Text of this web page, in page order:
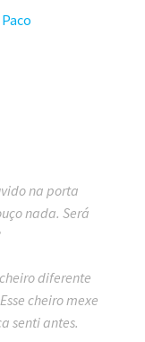
na porta
nada. Será
diferente
cheiro mexe
senti antes.